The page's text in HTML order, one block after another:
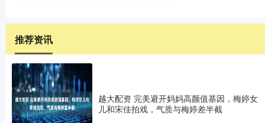
推荐资讯
越大配资 完美避开妈妈高颜值基因，梅婷女
儿和宋佳拍戏，气质与梅婷差半截